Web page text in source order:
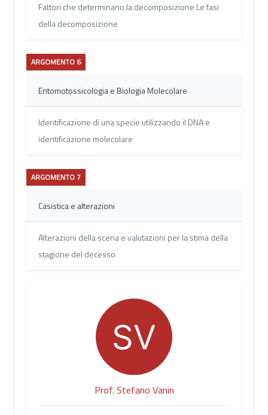
Fattori che determinano la decomposizione Le fasi
della decomposizione
ARGOMENTO 6
Entomotossicologia e Biologia Molecolare
Identificazione di una specie utilizzando il DNA e
identificazione molecolare
ARGOMENTO 7
Casistica e alterazioni
Alterazioni della scena e valutazioni per la stima della
stagione del decesso
Prof. Stefano Vanin